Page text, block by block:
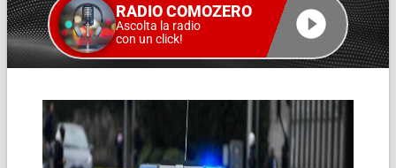
RADIO COMOZERO
Ascolta la radio
con un click!